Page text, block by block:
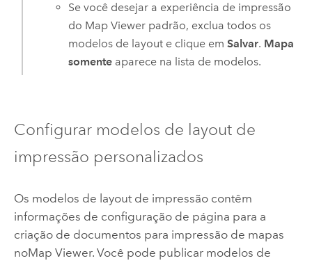
Se você desejar a experiência de impressão
do Map Viewer padrão, exclua todos os
modelos de layout e clique emSalvar. Mapa
somente aparece na lista de modelos.
Configurar modelos de layout de
impressão personalizados
Os modelos de layout de impressão contêm
informações de configuração de página para a
criação de documentos para impressão de mapas
noMap Viewer. Você pode publicar modelos de